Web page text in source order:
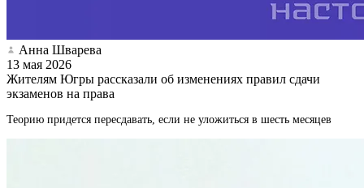
Анна Шварева
13 мая 2026
Жителям Югры рассказали об изменениях правил сдачи
экзаменов на права
Теорию придется пересдавать, если не уложиться в шесть месяцев